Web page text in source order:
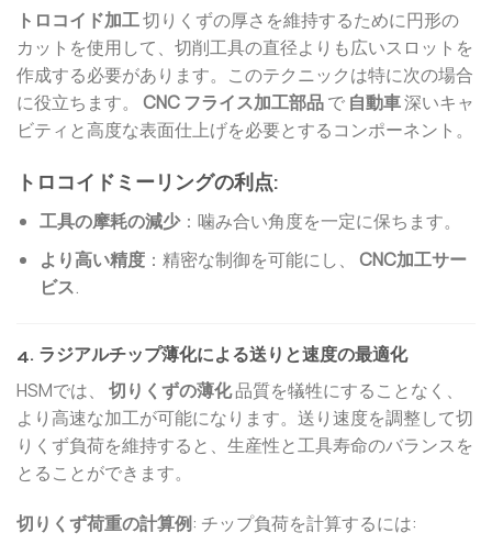
トロコイド加工切りくずの厚さを維持するために円形の
カットを使用して、切削工具の直径よりも広いスロットを
作成する必要があります。このテクニックは特に次の場合
に役立ちます。 CNC フライス加工部品で 自動車深いキャ
ビティと高度な表面仕上げを必要とするコンポーネント。
トロコイドミーリングの利点:
工具の摩耗の減少：噛み合い角度を一定に保ちます。
より高い精度：精密な制御を可能にし、 CNC加工サー
ビス.
4. ラジアルチップ薄化による送りと速度の最適化
HSMでは、 切りくずの薄化品質を犠牲にすることなく、
より高速な加工が可能になります。送り速度を調整して切
りくず負荷を維持すると、生産性と工具寿命のバランスを
とることができます。
切りくず荷重の計算例: チップ負荷を計算するには: